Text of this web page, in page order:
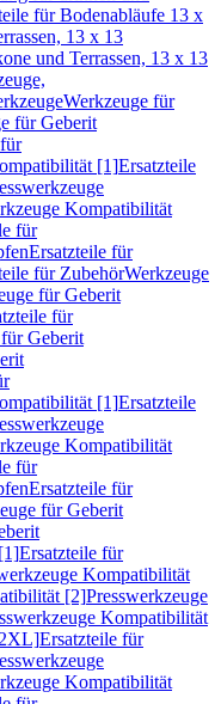
für Bodenabläufe 13 x
13 x 13
und Terrassen, 13 x 13
Werkzeuge für
für Geberit
[1]Ersatzteile
Kompatibilität
für
Ersatzteile für
für ZubehörWerkzeuge
für Geberit
für
Geberit
[1]Ersatzteile
Kompatibilität
für
Ersatzteile für
für Geberit
Ersatzteile für
Kompatibilität
[2]Presswerkzeuge
Kompatibilität
Ersatzteile für
Kompatibilität